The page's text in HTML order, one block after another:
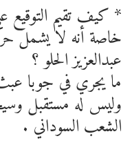
* كيف تقيم التوقيع
خاصة أنه لا يشمل
عبدالعزيز الحلو ؟
ما يجري في جوبا
وليس له مستقبل
الشعب السوداني .